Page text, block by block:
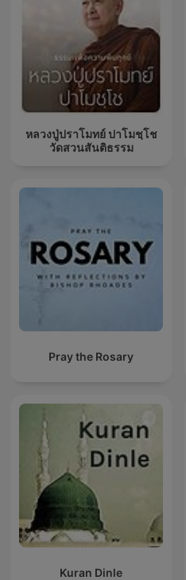
หลวงปู่ปราโมทย์ ปาโมชฺโช
วัดสวนสันติธรรม
Pray the Rosary
Kuran Dinle